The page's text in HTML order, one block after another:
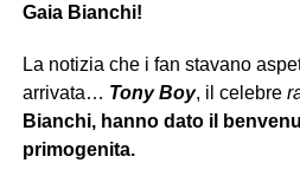
Gaia Bianchi!
La notizia che i fan stavano
arrivata… Tony Boy, il celebre
Bianchi, hanno dato il
primogenita.